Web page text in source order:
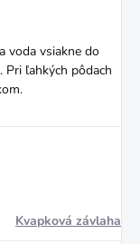
voda vsiakne do
Pri ľahkých pôdach
Kvapková závlaha